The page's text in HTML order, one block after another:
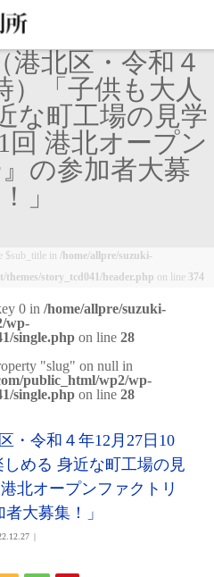
港北区・令和４
）「子供も大人
な町工場の見学
港北オープン
の参加者大募
」
$sub_title in /home/allpre/suzuki-
story_tcd041/header.php on line 374
0 in/home/allpre/suzuki-
wp-
single.php on line28
"slug" on null in
public_html/wp2/wp-
single.php on line28
・令和４年12月27日10
める 身近な町工場の見
北オープンファクトリ
大募集！」